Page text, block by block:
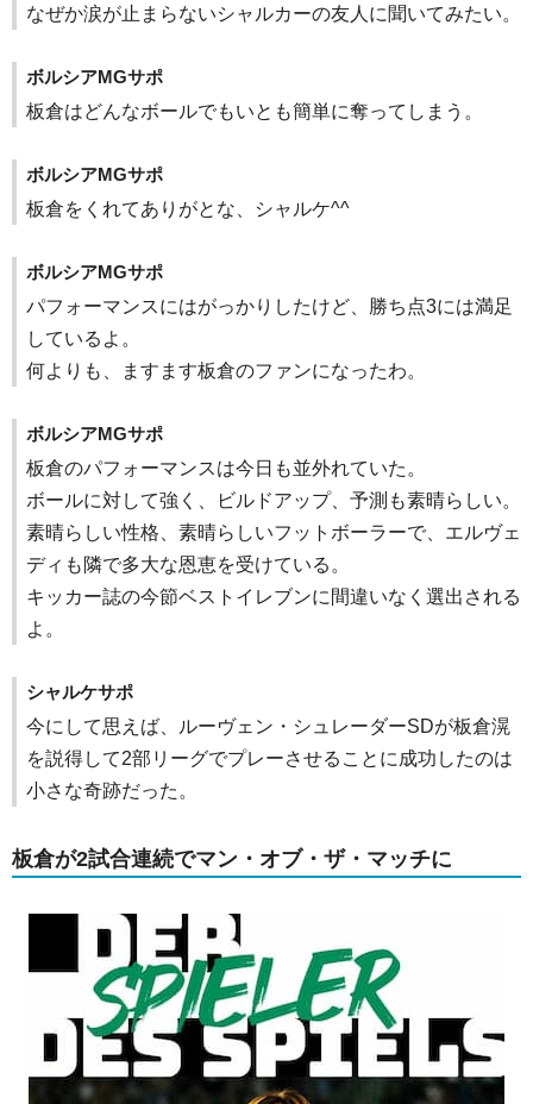
なぜか涙が止まらないシャルカーの友人に聞いてみたい。
ボルシアMGサポ
板倉はどんなボールでもいとも簡単に奪ってしまう。
ボルシアMGサポ
板倉をくれてありがとな、シャルケ^^
ボルシアMGサポ
パフォーマンスにはがっかりしたけど、勝ち点3には満足
しているよ。
何よりも、ますます板倉のファンになったわ。
ボルシアMGサポ
板倉のパフォーマンスは今日も並外れていた。
ボールに対して強く、ビルドアップ、予測も素晴らしい。
素晴らしい性格、素晴らしいフットボーラーで、エルヴェ
ディも隣で多大な恩恵を受けている。
キッカー誌の今節ベストイレブンに間違いなく選出される
よ。
シャルケサポ
今にして思えば、ルーヴェン・シュレーダーSDが板倉滉
を説得して2部リーグでプレーさせることに成功したのは
小さな奇跡だった。
板倉が2試合連続でマン・オブ・ザ・マッチに